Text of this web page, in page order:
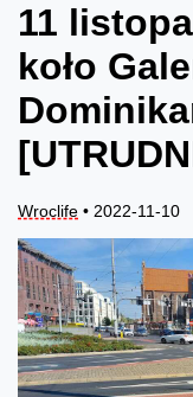
11
koło
Wroclife • 2022-11-10